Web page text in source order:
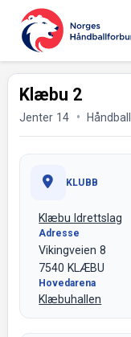
Klæbu 2
Jenter 14 Håndball
KLUBB
Klæbu Idrettslag
Adresse
Vikingveien 8
7540 KLÆBU
Hovedarena
Klæbuhallen